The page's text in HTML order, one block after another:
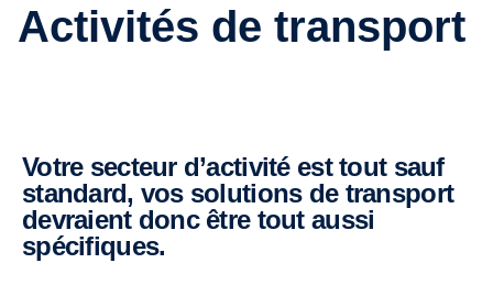
Activités de transport
Votre secteur d’activité est tout sauf
standard, vos solutions de transport
devraient donc être tout aussi
spécifiques.